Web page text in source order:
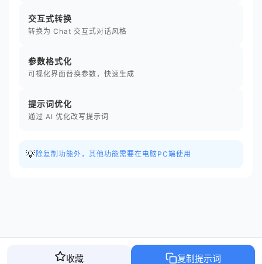
交互式转换
转换为 Chat 交互式对话风格
参数格式化
可视化界面替换参数，快速生成
提示词优化
通过 AI 优化改写提示词
💡 除复制功能外，其他功能需要在电脑PC端使用
收藏 复制提示词